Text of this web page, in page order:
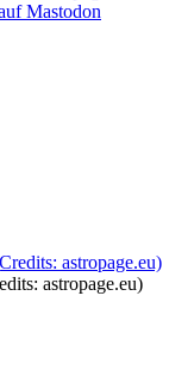
astropage.eu)